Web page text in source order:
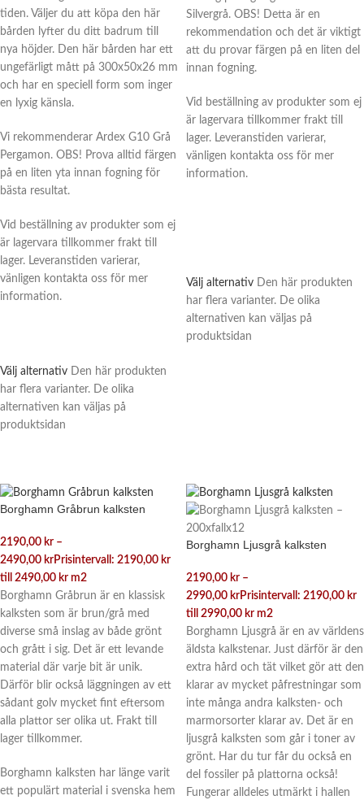
tiden. Väljer du att köpa den här
bården lyfter du ditt badrum till
nya höjder. Den här bården har ett
ungefärligt mått på 300x50x26 mm
och har en speciell form som inger
en lyxig känsla.
Vi rekommenderar Ardex G10 Grå
Pergamon. OBS! Prova alltid färgen
på en liten yta innan fogning för
bästa resultat.
Vid beställning av produkter som ej
är lagervara tillkommer frakt till
lager. Leveranstiden varierar,
vänligen kontakta oss för mer
information.
Välj alternativ Den här produkten
har flera varianter. De olika
alternativen kan väljas på
produktsidan
Silvergrå. OBS! Detta är en
rekommendation och det är viktigt
att du provar färgen på en liten del
innan fogning.
Vid beställning av produkter som ej
är lagervara tillkommer frakt till
lager. Leveranstiden varierar,
vänligen kontakta oss för mer
information.
Välj alternativ Den här produkten
har flera varianter. De olika
alternativen kan väljas på
produktsidan
Borghamn Gråbrun kalksten
2190,00 kr –
2490,00 krPrisintervall: 2190,00 kr
till 2490,00 kr m2
Borghamn Gråbrun är en klassisk
kalksten som är brun/grå med
diverse små inslag av både grönt
och grått i sig. Det är ett levande
material där varje bit är unik.
Därför blir också läggningen av ett
sådant golv mycket fint eftersom
alla plattor ser olika ut. Frakt till
lager tillkommer.
Borghamn kalksten har länge varit
ett populärt material i svenska hem
Borghamn Ljusgrå kalksten
2190,00 kr –
2990,00 krPrisintervall: 2190,00 kr
till 2990,00 kr m2
Borghamn Ljusgrå är en av världens
äldsta kalkstenar. Just därför är den
extra hård och tät vilket gör att den
klarar av mycket påfrestningar som
inte många andra kalksten- och
marmorsorter klarar av. Det är en
ljusgrå kalksten som går i toner av
grönt. Har du tur får du också en
del fossiler på plattorna också!
Fungerar alldeles utmärkt i hallen